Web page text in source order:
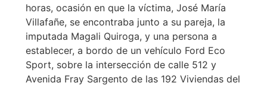
horas, ocasión en que la víctima, José María
Villafañe, se encontraba junto a su pareja, la
imputada Magali Quiroga, y una persona a
establecer, a bordo de un vehículo Ford Eco
Sport, sobre la intersección de calle 512 y
Avenida Fray Sargento de las 192 Viviendas del